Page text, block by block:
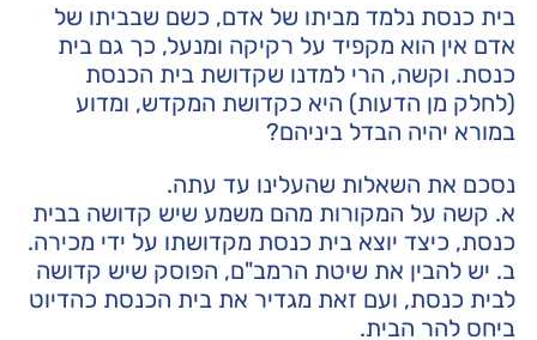
בית כנסת נלמד מביתו של אדם, כשם שבביתו של
אדם אין הוא מקפיד על רקיקה ומנעל, כך גם בית
כנסת. וקשה, הרי למדנו שקדושת בית הכנסת
(לחלק מן הדעות) היא כקדושת המקדש, ומדוע
במורא יהיה הבדל ביניהם?
נסכם את השאלות שהעלינו עד עתה.
א. קשה על המקורות מהם משמע שיש קדושה בבית
כנסת, כיצד יוצא בית כנסת מקדושתו על ידי מכירה.
ב. יש להבין את שיטת הרמב"ם, הפוסק שיש קדושה
לבית כנסת, ועם זאת מגדיר את בית הכנסת כהדיוט
ביחס להר הבית.